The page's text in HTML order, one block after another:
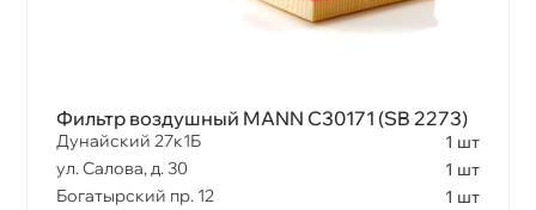
Фильтр воздушный MANN C30171 (SB 2273)
Дунайский 27к1Б
1 шт
ул. Салова, д. 30
1 шт
Богатырский пр. 12
1 шт